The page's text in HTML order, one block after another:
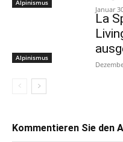
Alpinismus
Januar
Alpinismus
La
Kommentieren Sie den